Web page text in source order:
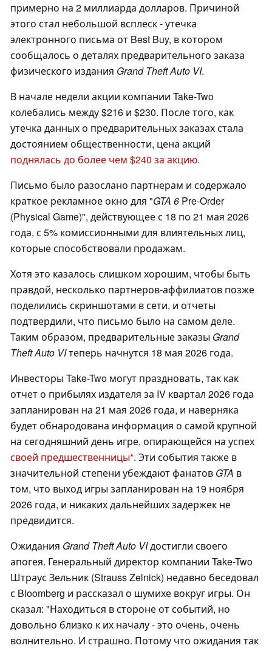
примерно на 2 миллиарда долларов. Причиной
этого стал небольшой всплеск - утечка
электронного письма от Best Buy, в котором
сообщалось о деталях предварительного заказа
физического издания Grand Theft Auto VI.
В начале недели акции компании Take-Two
колебались между $216 и $230. После того, как
утечка данных о предварительных заказах стала
достоянием общественности, цена акций
поднялась до более чем $240 за акцию.
Письмо было разослано партнерам и содержало
краткое рекламное окно для "GTA 6 Pre-Order
(Physical Game)", действующее с 18 по 21 мая 2026
года, с 5% комиссионными для влиятельных лиц,
которые способствовали продажам.
Хотя это казалось слишком хорошим, чтобы быть
правдой, несколько партнеров-аффилиатов позже
поделились скриншотами в сети, и отчеты
подтвердили, что письмо было на самом деле.
Таким образом, предварительные заказы Grand
Theft Auto VIтеперь начнутся 18 мая 2026 года.
Инвесторы Take-Two могут праздновать, так как
отчет о прибылях издателя за IV квартал 2026 года
запланирован на 21 мая 2026 года, и наверняка
будет обнародована информация о самой крупной
на сегодняшний день игре, опирающейся на успех
своей предшественницы . Эти события также в
значительной степени убеждают фанатов GTA в
том, что выход игры запланирован на 19 ноября
2026 года, и никаких дальнейших задержек не
предвидится.
Ожидания Grand Theft Auto VIдостигли своего
апогея. Генеральный директор компании Take-Two
Штраус Зельник (Strauss Zelnick) недавно беседовал
с Bloomberg и рассказал о шумихе вокруг игры. Он
сказал: "Находиться в стороне от событий, но
довольно близко к их началу - это очень, очень
волнительно. И страшно. Потому что ожидания так